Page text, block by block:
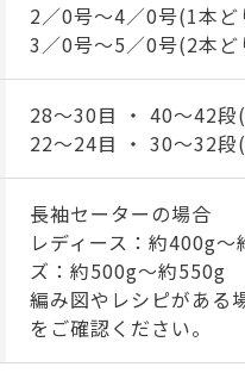
2／0号～4／0号(1本ど
3／0号～5／0号(2本ど
28～30目 ・ 40～42段
22～24目 ・ 30～32段
長袖セーターの場合
レディース：約
ズ：約500g～約550g
編み図やレシピがある
をご確認ください。